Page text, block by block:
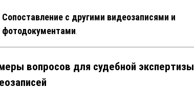
Сопоставление с другими видеозаписями и
фотодокументами
вопросов для судебной экспертизы